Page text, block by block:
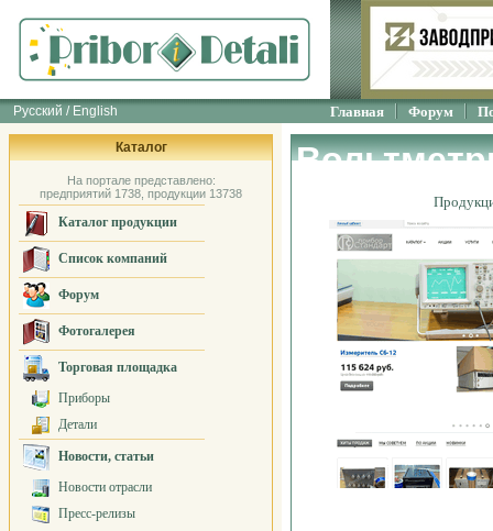
Русский / English Главная Форум
Каталог
На портале представлено:
предприятий 1738, продукции 13738
Каталог продукции
Список компаний
Форум
Фотогалерея
Торговая площадка
Приборы
Детали
Новости, статьи
Новости отрасли
Пресс-релизы